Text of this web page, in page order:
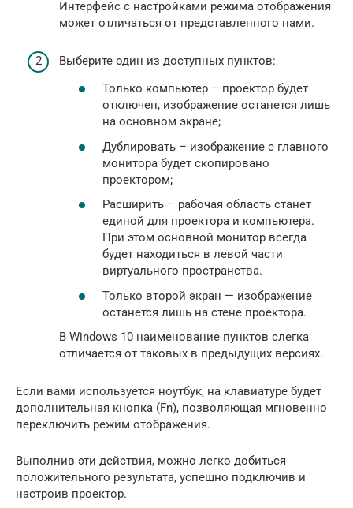
Интерфейс с настройками режима отображения
может отличаться от представленного нами.
Выберите один из доступных пунктов:
Только компьютер – проектор будет
отключен, изображение останется лишь
на основном экране;
Дублировать – изображение с главного
монитора будет скопировано
проектором;
Расширить – рабочая область станет
единой для проектора и компьютера.
При этом основной монитор всегда
будет находиться в левой части
виртуального пространства.
Только второй экран — изображение
останется лишь на стене проектора.
В Windows 10 наименование пунктов слегка
отличается от таковых в предыдущих версиях.
Если вами используется ноутбук, на клавиатуре будет
дополнительная кнопка (Fn), позволяющая мгновенно
переключить режим отображения.
Выполнив эти действия, можно легко добиться
положительного результата, успешно подключив и
настроив проектор.